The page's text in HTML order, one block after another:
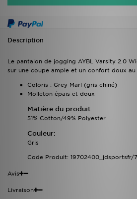
Description
Le pantalon de jogging AYBL Varsity 2.0
sur une coupe ample et un confort doux
Coloris : Grey Marl (gris chiné)
Molleton épais et doux
Matière du produit
51% Cotton/49% Polyester
Couleur:
Gris
Code Produit: 19702400_jdsportsfr/
Avis
Livraison